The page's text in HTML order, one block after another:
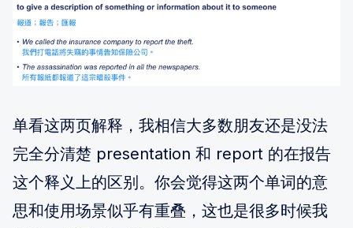
单看这两页解释，我相信大多数朋友还是没法
完全分清楚 presentation 和 report 的在报告
这个释义上的区别。你会觉得这两个单词的意
思和使用场景似乎有重叠，这也是很多时候我